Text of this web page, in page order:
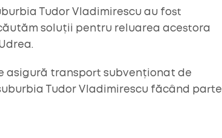
Tudor Vladimirescu au fost
soluții pentru reluarea acestora
asigură transport subvenționat de
Tudor Vladimirescu făcând parte